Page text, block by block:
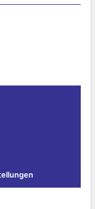
zu den
weltweit.
für die